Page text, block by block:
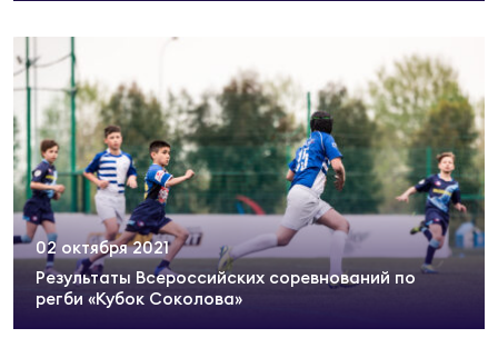
Результаты Всероссийских соревнований по
регби «Кубок Соколова»
02 октября 2021